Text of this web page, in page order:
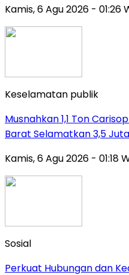
Kamis, 6 Agu 2026 - 01:26
Keselamatan publik
Musnahkan 1,1 Ton
Barat Selamatkan 3,5
Kamis, 6 Agu 2026 - 01:18
Sosial
Perkuat Hubungan dan